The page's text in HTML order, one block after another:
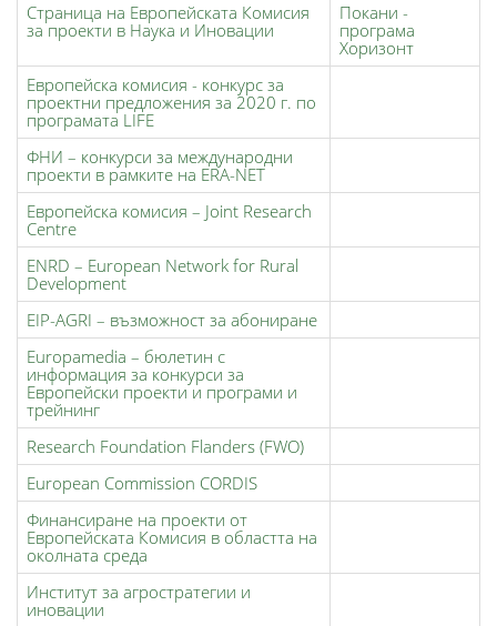
Страница на Европейската Комисия
за проекти в Наука и Иновации
Покани -
програма
Хоризонт
Европейска комисия - конкурс за
проектни предложения за 2020 г. по
програмата LIFE
ФНИ – конкурси за международни
проекти в рамките на ERA-NET
Европейска комисия – Joint Research
Centre
ENRD – European Network for Rural
Development
EIP-AGRI – възможност за абониране
Europamedia – бюлетин с
информация за конкурси за
Европейски проекти и програми и
трейнинг
Research Foundation Flanders (FWO)
European Commission CORDIS
Финансиране на проекти от
Европейската Комисия в областта на
околната среда
Институт за агростратегии и
иновации